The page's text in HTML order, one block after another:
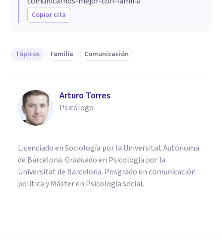
Copiar cita
Tópicos Familia Comunicación
Arturo Torres
Psicólogo
Licenciado en Sociología por la Universitat Autónoma
de Barcelona. Graduado en Psicología por la
Universitat de Barcelona. Posgrado en comunicación
política y Máster en Psicología social.